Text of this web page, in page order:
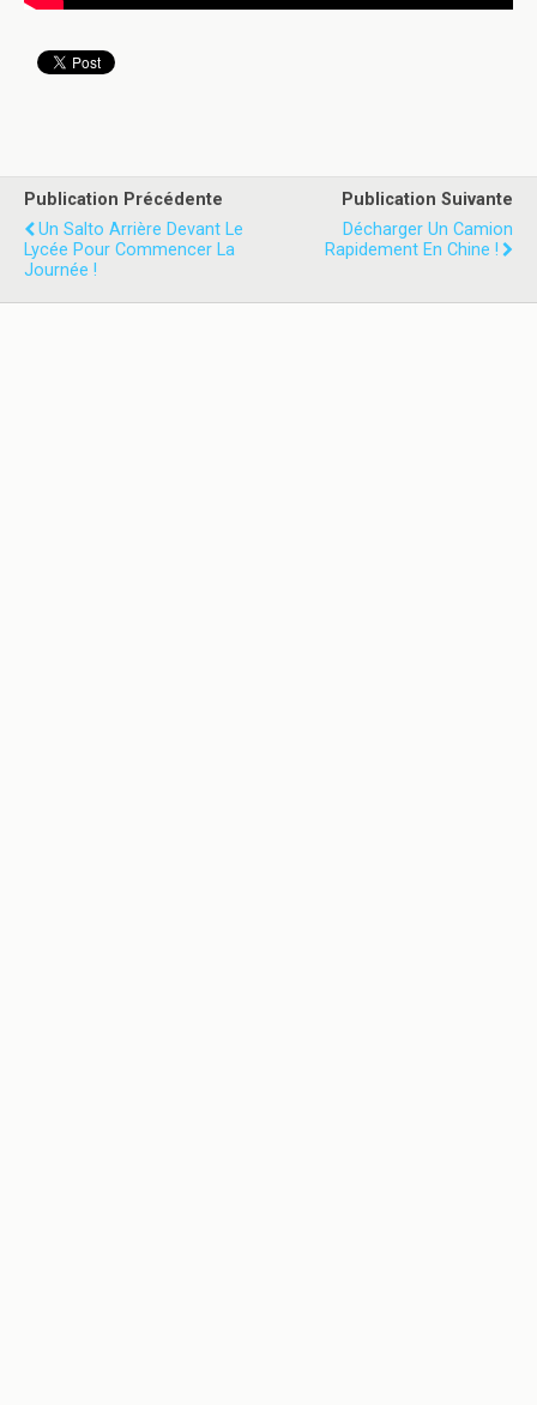
Publication Précédente
Un Salto Arrière Devant Le
Lycée Pour Commencer La
Journée !
Publication Suivante
Décharger Un Camion
Rapidement En Chine !